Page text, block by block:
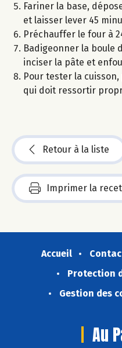
Fariner la base,
et laisser lever 45
Préchauffer le four à
Badigeonner la boule
inciser la pâte et
Pour tester la
qui doit ressortir
Retour à la liste
Imprimer la
Accueil
Protection
Gestion des
Au